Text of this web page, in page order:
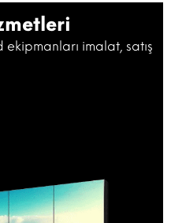
imalat, satış